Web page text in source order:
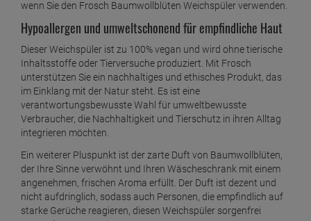
wenn Sie den Frosch Baumwollblüten Weichspüler verwenden.
Hypoallergen und umweltschonend für empfindliche Haut
Dieser Weichspüler ist zu 100% vegan und wird ohne tierische
Inhaltsstoffe oder Tierversuche produziert. Mit Frosch
unterstützen Sie ein nachhaltiges und ethisches Produkt, das
im Einklang mit der Natur steht. Es ist eine
verantwortungsbewusste Wahl für umweltbewusste
Verbraucher, die Nachhaltigkeit und Tierschutz in ihren Alltag
integrieren möchten.
Ein weiterer Pluspunkt ist der zarte Duft von Baumwollblüten,
der Ihre Sinne verwöhnt und Ihren Wäscheschrank mit einem
angenehmen, frischen Aroma erfüllt. Der Duft ist dezent und
nicht aufdringlich, sodass auch Personen, die empfindlich auf
starke Gerüche reagieren, diesen Weichspüler sorgenfrei